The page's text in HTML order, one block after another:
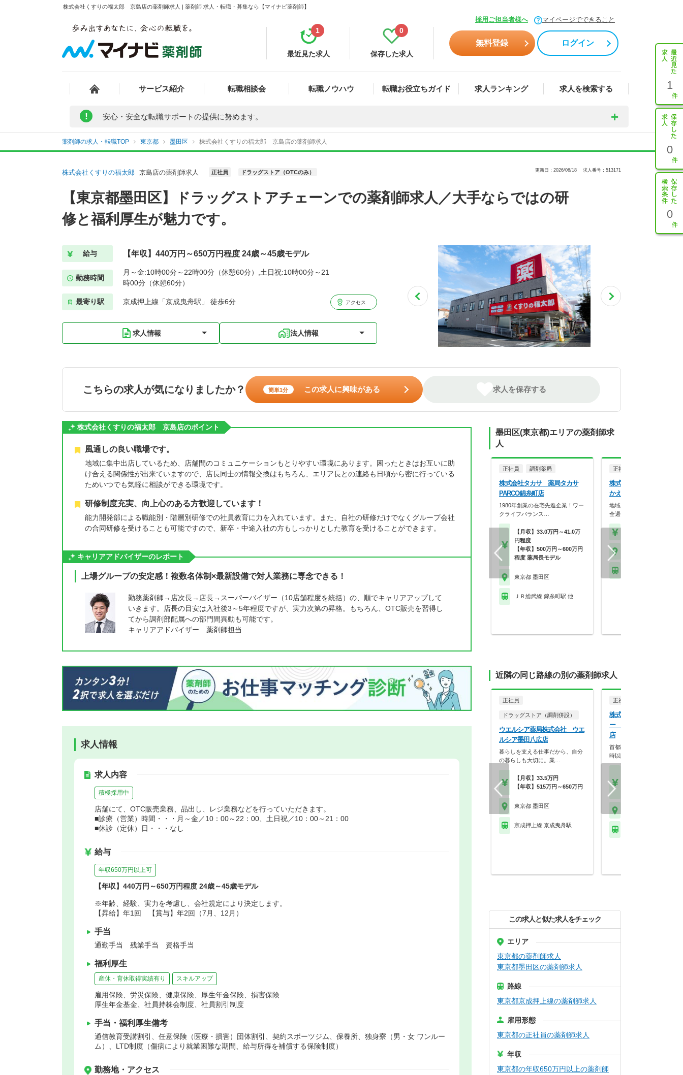
株式会社くすりの福太郎 京島店の薬剤師求人 | 薬剤師 求人・転職・募集なら【マイナビ薬剤師】
採用ご担当者様へ マイページでできること
最近見た求人
1
保存した求人
0
無料登録 ログイン
サービス紹介 転職相談会 転職ノウハウ 転職お役立ちガイド 求人ランキング 求人を検索する 1
0
0
! 安心・安全な転職サポートの提供に努めます。
薬剤師の求人・転職TOP 東京都 墨田区 株式会社くすりの福太郎 京島店の薬剤師求人
株式会社くすりの福太郎 京島店の薬剤師求人 正社員 ドラッグストア（OTCのみ） 更新日：2026/06/18 求人番号：513171
【東京都墨田区】ドラッグストアチェーンでの薬剤師求人／大手ならではの研
修と福利厚生が魅力です。
給与 【年収】440万円～650万円程度 24歳～45歳モデル
勤務時間
月～金:10時00分～22時00分（休憩60分）,土日祝:10時00分～21
時00分（休憩60分）
最寄り駅 京成押上線「京成曳舟駅」 徒歩6分 アクセス
求人情報 法人情報
こちらの求人が気になりましたか？ 簡単1分 この求人に興味がある 求人を保存する
株式会社くすりの福太郎 京島店のポイント
風通しの良い職場です。
地域に集中出店しているため、店舗間のコミュニケーションもとりやすい環境にあります。困ったときはお互いに助
け合える関係性が出来ていますので、店長同士の情報交換はもちろん、エリア長との連絡も日頃から密に行っている
ためいつでも気軽に相談ができる環境です。
研修制度充実、向上心のある方歓迎しています！
能力開発部による職能別・階層別研修での社員教育に力を入れています。また、自社の研修だけでなくグループ会社
の合同研修を受けることも可能ですので、新卒・中途入社の方もしっかりとした教育を受けることができます。
キャリアアドバイザーのレポート
上場グループの安定感！複数名体制×最新設備で対人業務に専念できる！
勤務薬剤師→店次長→店長→スーパーバイザー（10店舗程度を統括）の、順でキャリアアップして
いきます。店長の目安は入社後3～5年程度ですが、実力次第の昇格。もちろん、OTC販売を習得し
てから調剤部配属への部門間異動も可能です。
キャリアアドバイザー 薬剤師担当
求人情報
求人内容
積極採用中
店舗にて、OTC販売業務、品出し、レジ業務などを行っていただきます。
■診療（営業）時間・・・月～金／10：00～22：00、土日祝／10：00～21：00
■休診（定休）日・・・なし
給与
年収650万円以上可
【年収】440万円～650万円程度 24歳～45歳モデル
※年齢、経験、実力を考慮し、会社規定により決定します。
【昇給】年1回 【賞与】年2回（7月、12月）
手当
通勤手当 残業手当 資格手当
福利厚生
産休・育休取得実績有り スキルアップ
雇用保険、労災保険、健康保険、厚生年金保険、損害保険
厚生年金基金、社員持株会制度、社員割引制度
手当・福利厚生備考
通信教育受講割引、任意保険（医療・損害）団体割引、契約スポーツジム、保養所、独身寮（男・女 ワンルー
ム）、LTD制度（傷病により就業困難な期間、給与所得を補償する保険制度）
勤務地・アクセス
墨田区(東京都)エリアの薬剤師求
人
正社員 調剤薬局
株式会社タカサ 薬局タカサ
PARCO錦糸町店
1980年創業の在宅先進企業！ワー
クライフバランス…
【月収】33.0万円～41.0万
円程度
【年収】500万円～600万円
程度 薬局長モデル
東京都 墨田区
ＪＲ総武線 錦糸町駅 他
正社員
株式会社カラーファーマ
かえで薬局 八広店
地域に根付いた調剤薬局です
全週休二日制で働きや…
近隣の同じ路線の別の薬剤師求人
正社員
ドラッグストア（調剤併設）
ウエルシア薬局株式会社 ウエ
ルシア墨田八広店
暮らしを支える仕事だから、自分
の暮らしも大切に。業…
【月収】33.5万円
【年収】515万円～650万円
東京都 墨田区
京成押上線 京成曳舟駅
正社員
株式会社クリエイトエス
ー クリエイト薬局 墨田
店
首都圏中心で経営基盤も安定
時以降・日曜開局も…
この求人と似た求人をチェック
エリア
東京都の薬剤師求人
東京都墨田区の薬剤師求人
路線
東京都京成押上線の薬剤師求人
雇用形態
東京都の正社員の薬剤師求人
年収
東京都の年収650万円以上の薬剤師